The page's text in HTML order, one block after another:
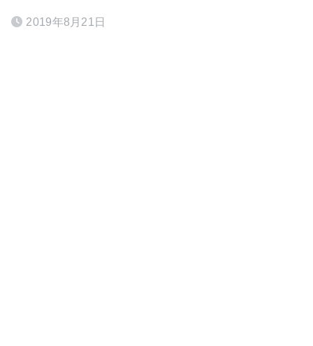
2019年8月21日